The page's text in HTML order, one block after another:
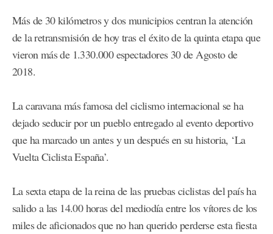
Más de 30 kilómetros y dos municipios centran la atención
de la retransmisión de hoy tras el éxito de la quinta etapa que
vieron más de 1.330.000 espectadores 30 de Agosto de
2018.
La caravana más famosa del ciclismo internacional se ha
dejado seducir por un pueblo entregado al evento deportivo
que ha marcado un antes y un después en su historia, ‘La
Vuelta Ciclista España’.
La sexta etapa de la reina de las pruebas ciclistas del país ha
salido a las 14.00 horas del mediodía entre los vítores de los
miles de aficionados que no han querido perderse esta fiesta